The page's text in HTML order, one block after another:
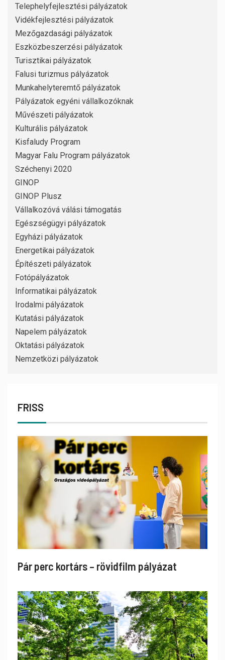
Telephelyfejlesztési pályázatok
Vidékfejlesztési pályázatok
Mezőgazdasági pályázatok
Eszközbeszerzési pályázatok
Turisztikai pályázatok
Falusi turizmus pályázatok
Munkahelyteremtő pályázatok
Pályázatok egyéni vállalkozóknak
Művészeti pályázatok
Kulturális pályázatok
Kisfaludy Program
Magyar Falu Program pályázatok
Széchenyi 2020
GINOP
GINOP Plusz
Vállalkozóvá válási támogatás
Egészségügyi pályázatok
Egyházi pályázatok
Energetikai pályázatok
Építészeti pályázatok
Fotópályázatok
Informatikai pályázatok
Irodalmi pályázatok
Kutatási pályázatok
Napelem pályázatok
Oktatási pályázatok
Nemzetközi pályázatok
FRISS
Pár perc kortárs – rövidfilm pályázat